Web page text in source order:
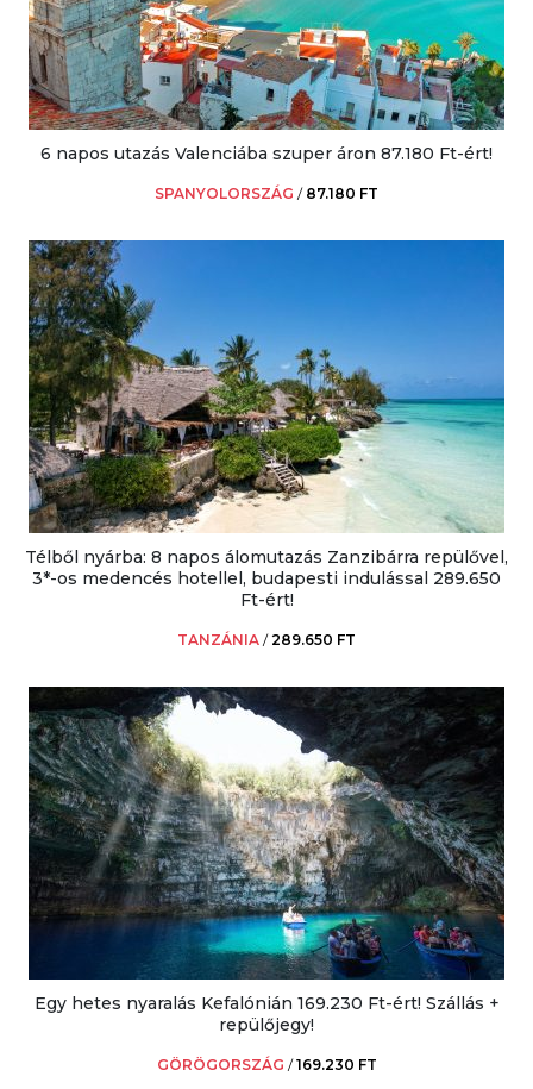
6 napos utazás Valenciába szuper áron 87.180 Ft-ért!
SPANYOLORSZÁG / 87.180 FT
Télből nyárba: 8 napos álomutazás Zanzibárra repülővel,
3*-os medencés hotellel, budapesti indulással 289.650
Ft-ért!
TANZÁNIA /289.650 FT
Egy hetes nyaralás Kefalónián 169.230 Ft-ért! Szállás +
repülőjegy!
GÖRÖGORSZÁG /169.230 FT